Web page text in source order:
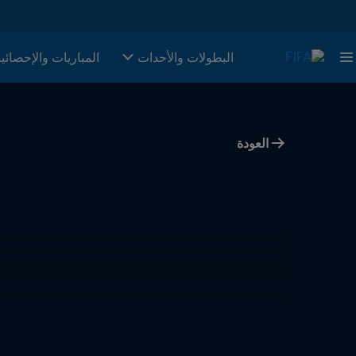
البطولات والأحدات المباريات
العودة